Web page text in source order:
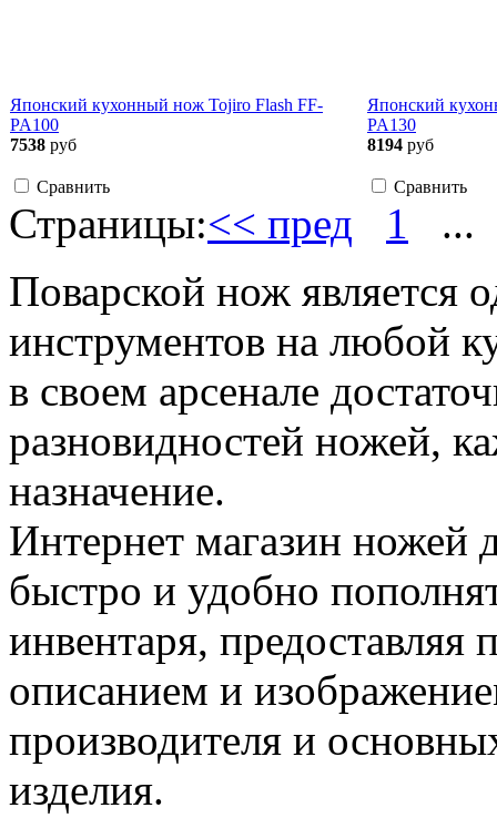
Японский кухонный нож Tojiro Flash FF-
PA100
7538 руб
Сравнить
Японский
PA130
8194 руб
Сравнить
Страницы:<< пред 1 ...
Поварской нож является
инструментов на любой
в своем арсенале
разновидностей ножей,
назначение.
Интернет магазин ножей
быстро и удобно
инвентаря, предоставляя
описанием и
производителя и
изделия.